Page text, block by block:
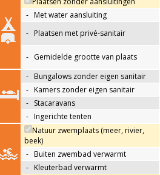
- Met water aansluiting
- Plaatsen met privé-sanitair
- Gemidelde grootte van plaats
- Bungalows zonder eigen sanitair
- Kamers zonder eigen sanitair
- Stacaravans
- Ingerichte tenten
Natuur zwemplaats (meer, rivier,
beek)
- Buiten zwembad verwarmt
- Kleuterbad verwarmt